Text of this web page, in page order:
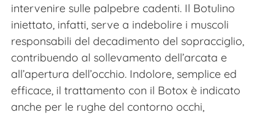
intervenire sulle palpebre cadenti. Il Botulino
iniettato, infatti, serve a indebolire i muscoli
responsabili del decadimento del sopracciglio,
contribuendo al sollevamento dell’arcata e
all’apertura dell’occhio. Indolore, semplice ed
efficace, il trattamento con il Botox è indicato
anche per le rughe del contorno occhi,